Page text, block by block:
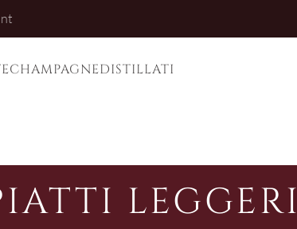
CHAMPAGNEDISTILLATI
LEGGERI